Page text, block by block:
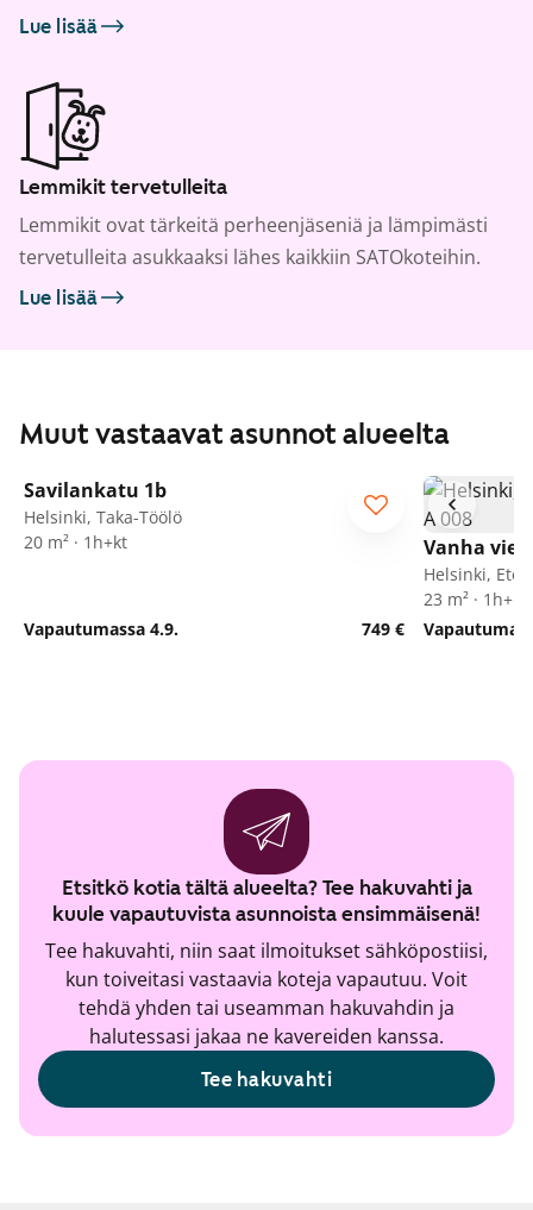
Lue lisää
Lemmikit tervetulleita
Lemmikit ovat tärkeitä perheenjäseniä ja lämpimästi
tervetulleita asukkaaksi lähes kaikkiin SATOkoteihin.
Lue lisää
Muut vastaavat asunnot alueelta
Savilankatu 1b
Helsinki, Taka-Töölö
20 m² · 1h+kt
Vapautumassa 4.9. 749 €
Vanha
Helsinki,
23 m² · 1h+kk
Etsitkö kotia tältä alueelta? Tee hakuvahti ja
kuule vapautuvista asunnoista ensimmäisenä!
Tee hakuvahti, niin saat ilmoitukset sähköpostiisi,
kun toiveitasi vastaavia koteja vapautuu. Voit
tehdä yhden tai useamman hakuvahdin ja
halutessasi jakaa ne kavereiden kanssa.
Tee hakuvahti